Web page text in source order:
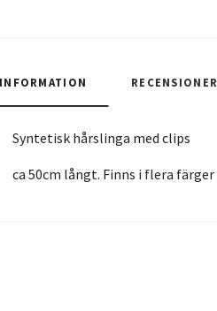
INFORMATION RECENSIONER
Syntetisk hårslinga med clips
ca 50cm långt. Finns i flera färger